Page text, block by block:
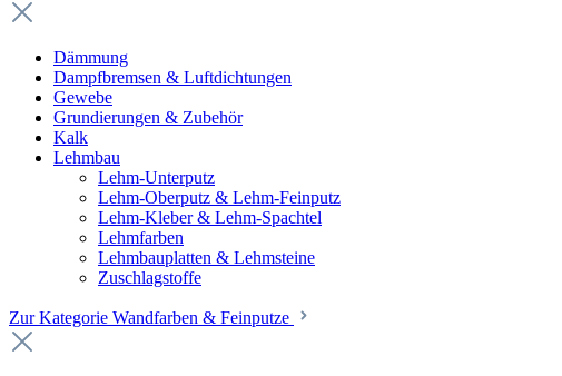
Dämmung
Dampfbremsen & Luftdichtungen
Gewebe
Grundierungen & Zubehör
Kalk
Lehmbau
Lehm-Unterputz
Lehm-Oberputz & Lehm-Feinputz
Lehm-Kleber & Lehm-Spachtel
Lehmfarben
Lehmbauplatten & Lehmsteine
Zuschlagstoffe
Zur Kategorie Wandfarben & Feinputze